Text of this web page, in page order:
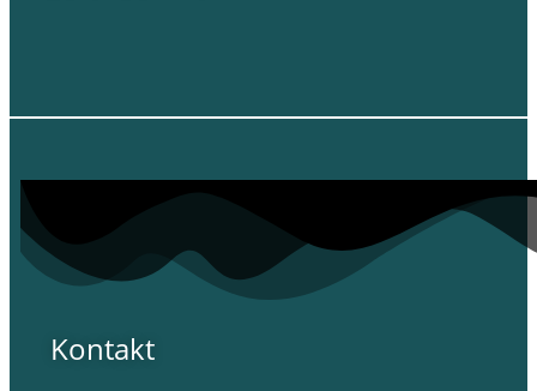
Kontakt